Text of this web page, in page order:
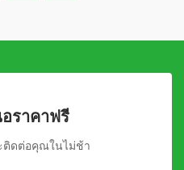
ราคาฟรี
ติดต่อคุณในไม่ช้า